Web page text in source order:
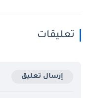
تعليقات
إرسال تعليق